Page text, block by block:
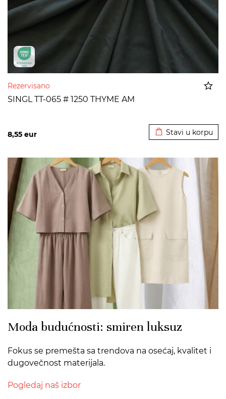
Rezervisano
SINGL TT-065 # 1250 THYME AM
8,55 eur Stavi u korpu
Moda budućnosti: smiren luksuz
Fokus se premešta sa trendova na osećaj, kvalitet i
dugovečnost materijala.
Pogledaj naš izbor